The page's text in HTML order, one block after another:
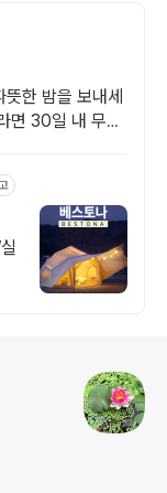
한 밤을 보내세
면 30일 내 무료